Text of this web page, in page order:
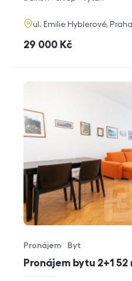
adresa
ul. Emilie Hyblerové, Praha
cena
29 000 Kč
Pronájem bytu 2+1
Typ nabídky
Pronájem
Typ nemovitosti
Byt